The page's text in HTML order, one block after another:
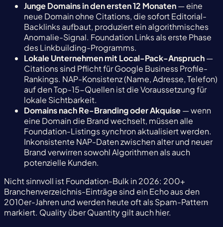
Junge Domains in den ersten 12 Monaten— eine
neue Domain ohne Citations, die sofort Editorial-
Backlinks aufbaut, produziert ein algorithmisches
Anomalie-Signal. Foundation Links als erste Phase
des Linkbuilding-Programms.
Lokale Unternehmen mit Local-Pack-Anspruch—
Citations sind Pflicht für Google Business Profile-
Rankings. NAP-Konsistenz (Name, Adresse, Telefon)
auf den Top-15-Quellen ist die Voraussetzung für
lokale Sichtbarkeit.
Domains nach Re-Branding oder Akquise— wenn
eine Domain die Brand wechselt, müssen alle
Foundation-Listings synchron aktualisiert werden.
Inkonsistente NAP-Daten zwischen alter und neuer
Brand verwirren sowohl Algorithmen als auch
potenzielle Kunden.
Nicht sinnvoll ist Foundation-Bulk in 2026: 200+
Branchenverzeichnis-Einträge sind ein Echo aus den
2010er-Jahren und werden heute oft als Spam-Pattern
markiert. Quality über Quantity gilt auch hier.